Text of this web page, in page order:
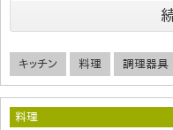
キッチン 料理 調理器具
料理